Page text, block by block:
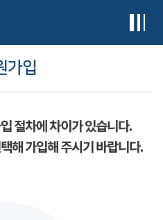
가입
절차에 차이가 있습니다.
해 가입해 주시기 바랍니다.